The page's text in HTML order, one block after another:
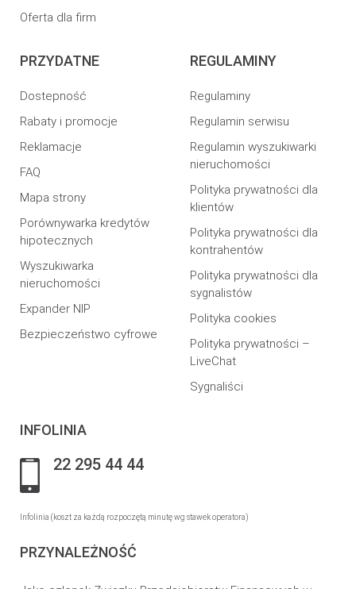
Oferta dla firm
PRZYDATNE
Dostepność
Rabaty i promocje
Reklamacje
FAQ
Mapa strony
Porównywarka kredytów
hipotecznych
Wyszukiwarka
nieruchomości
Expander NIP
Bezpieczeństwo cyfrowe
REGULAMINY
Regulaminy
Regulamin serwisu
Regulamin wyszukiwarki
nieruchomości
Polityka prywatności dla
klientów
Polityka prywatności dla
kontrahentów
Polityka prywatności dla
sygnalistów
Polityka cookies
Polityka prywatności –
LiveChat
Sygnaliści
INFOLINIA
22 295 44 44
Infolinia (koszt za każdą rozpoczętą minutę wg stawek operatora)
PRZYNALEŻNOŚĆ